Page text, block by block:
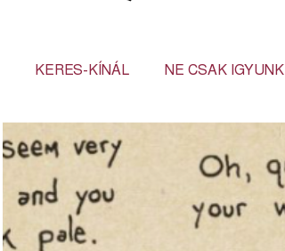
KERES-KÍNÁL NE CSAK IGYUNK